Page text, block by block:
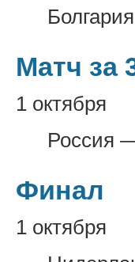
Матч за
1 октября
Россия
Финал
1 октября